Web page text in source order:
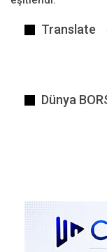
Yolcu otobüsünün
Translate
Dünya